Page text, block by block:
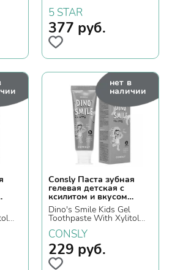
5 STAR
377 руб.
нет в
наличии
Consly Паста зубная
гелевая детская c
ксилитом и вкусом
банана
Dino's Smile Kids Gel
Toothpaste With Xylitol
And Banana, 60гр.
CONSLY
229 руб.